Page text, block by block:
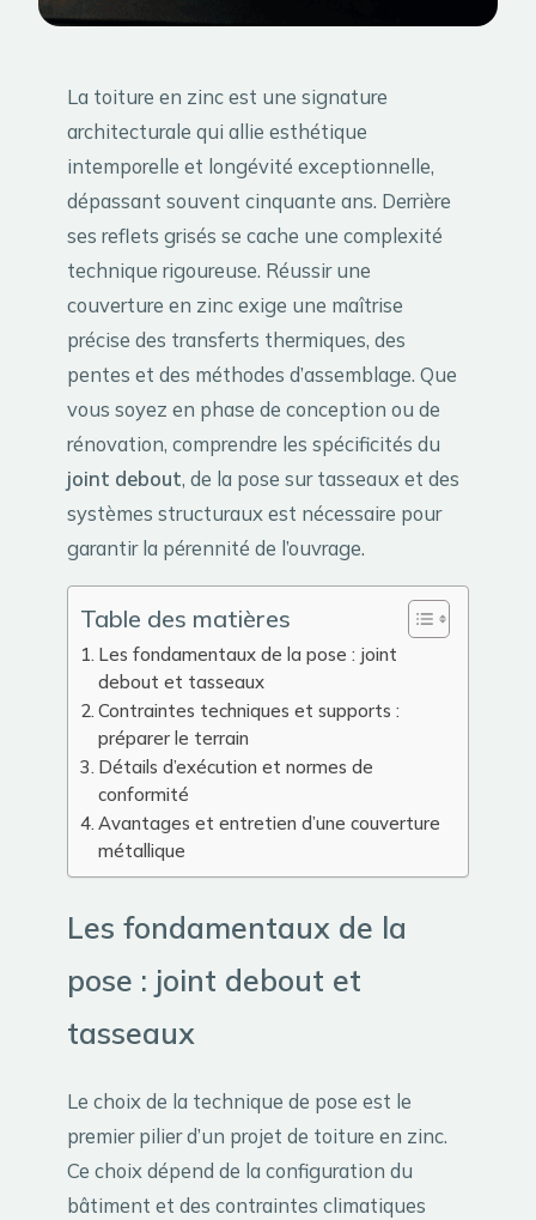
La toiture en zinc est une signature
architecturale qui allie esthétique
intemporelle et longévité exceptionnelle,
dépassant souvent cinquante ans. Derrière
ses reflets grisés se cache une complexité
technique rigoureuse. Réussir une
couverture en zinc exige une maîtrise
précise des transferts thermiques, des
pentes et des méthodes d’assemblage. Que
vous soyez en phase de conception ou de
rénovation, comprendre les spécificités du
joint debout, de la pose sur tasseaux et des
systèmes structuraux est nécessaire pour
garantir la pérennité de l’ouvrage.
Table des matières
Les fondamentaux de la pose : joint
debout et tasseaux
Contraintes techniques et supports :
préparer le terrain
Détails d’exécution et normes de
conformité
Avantages et entretien d’une couverture
métallique
Les fondamentaux de la
pose : joint debout et
tasseaux
Le choix de la technique de pose est le
premier pilier d’un projet de toiture en zinc.
Ce choix dépend de la configuration du
bâtiment et des contraintes climatiques